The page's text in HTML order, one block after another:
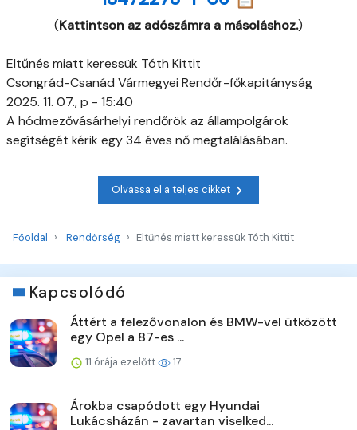
(Kattintson az adószámra a másoláshoz.)
Eltűnés miatt keressük Tóth Kittit
Csongrád-Csanád Vármegyei Rendőr-főkapitányság
2025. 11. 07., p - 15:40
A hódmezővásárhelyi rendőrök az állampolgárok
segítségét kérik egy 34 éves nő megtalálásában.
Olvassa el a teljes cikket
Főoldal Rendőrség Eltűnés miatt keressük Tóth Kittit
Kapcsolódó
Áttért a felezővonalon és BMW-vel ütközött
egy Opel a 87-es ...
11 órája ezelőtt 17
Árokba csapódott egy Hyundai
Lukácsházán - zavartan viselked...